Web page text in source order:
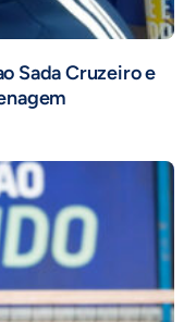
Sada Cruzeiro e